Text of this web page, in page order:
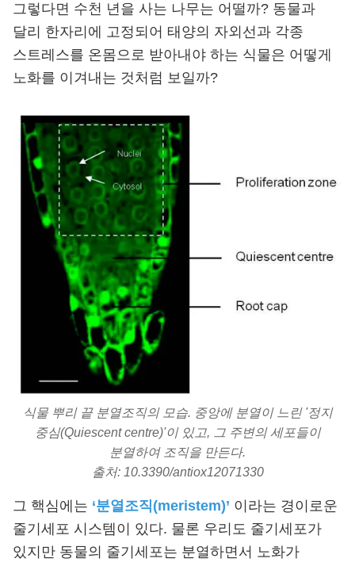
그렇다면 수천 년을 사는 나무는 어떨까? 동물과
달리 한자리에 고정되어 태양의 자외선과 각종
스트레스를 온몸으로 받아내야 하는 식물은 어떻게
노화를 이겨내는 것처럼 보일까?
식물 뿌리 끝 분열조직의 모습. 중앙에 분열이 느린 '정지
중심(Quiescent centre)'이 있고, 그 주변의 세포들이
분열하여 조직을 만든다.
출처: 10.3390/antiox12071330
그 핵심에는 ‘분열조직(meristem)’ 이라는 경이로운
줄기세포 시스템이 있다. 물론 우리도 줄기세포가
있지만 동물의 줄기세포는 분열하면서 노화가